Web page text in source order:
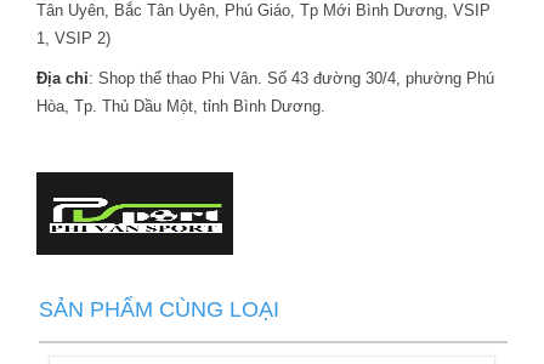
Tân Uyên, Bắc Tân Uyên, Phú Giáo, Tp Mới Bình Dương, VSIP
1, VSIP 2)
Địa chỉ: Shop thể thao Phi Vân. Số 43 đường 30/4, phường Phú
Hòa, Tp. Thủ Dầu Một, tỉnh Bình Dương.
SẢN PHẨM CÙNG LOẠI